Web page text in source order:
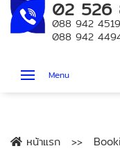
02 526
088 942 4519
088 942
Menu
หน้าแรก